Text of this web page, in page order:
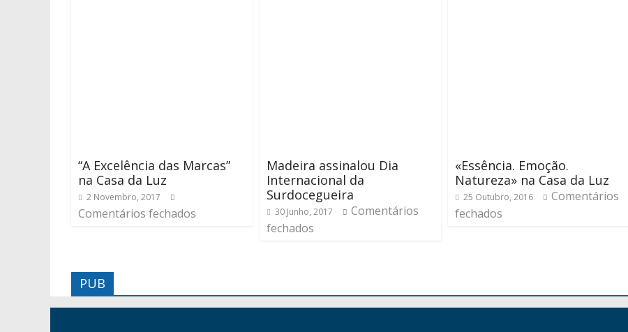
“A Excelência das Marcas”
na Casa da Luz
2 Novembro, 2017
Comentários fechados
Madeira assinalou Dia
Internacional da
Surdocegueira
30 Junho, 2017
Comentários
fechados
«Essência. Emoção.
Natureza» na Casa da Luz
25 Outubro, 2016
Comentários
fechados
PUB